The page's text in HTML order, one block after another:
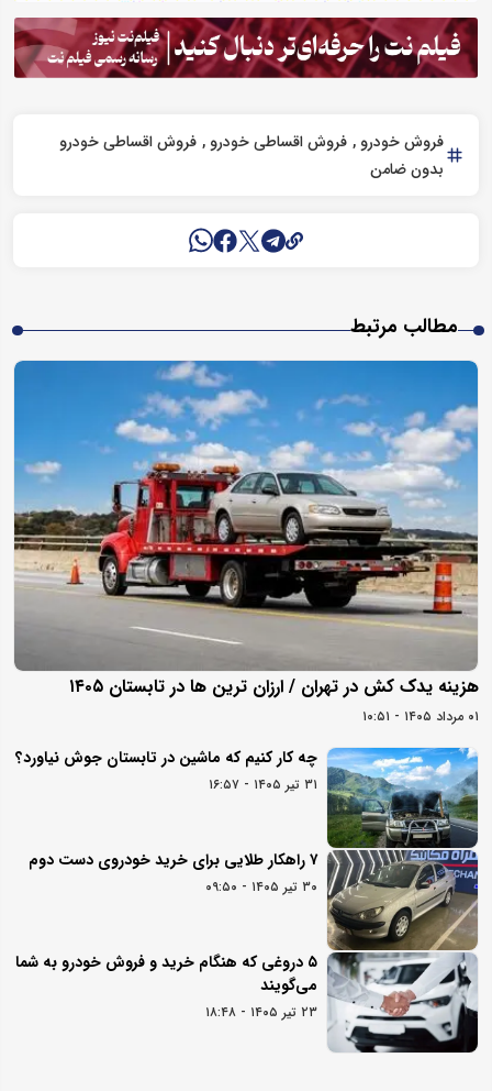
فروش خودرو فروش اقساطی خودرو فروش اقساطی خودرو
بدون ضامن
مطالب مرتبط
هزینه یدک کش در تهران / ارزان ترین ها در تابستان ۱۴۰۵
۰۱ مرداد ۱۴۰۵ - ۱۰:۵۱
چه کار کنیم که ماشین در تابستان جوش نیاورد؟
۳۱ تیر ۱۴۰۵ - ۱۶:۵۷
۷ راهکار طلایی برای خرید خودروی دست دوم
۳۰ تیر ۱۴۰۵ - ۰۹:۵۰
۵ دروغی که هنگام خرید و فروش خودرو به شما
می‌گویند
۲۳ تیر ۱۴۰۵ - ۱۸:۴۸